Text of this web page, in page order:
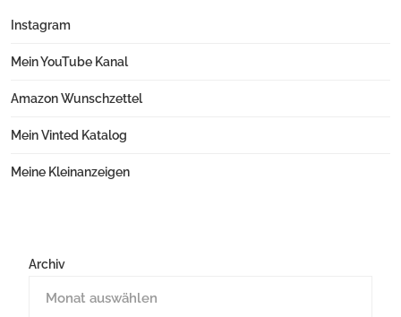
Instagram
Mein YouTube Kanal
Amazon Wunschzettel
Mein Vinted Katalog
Meine Kleinanzeigen
Archiv